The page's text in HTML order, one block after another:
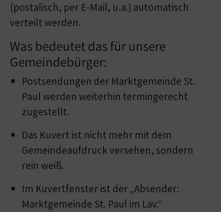
(postalisch, per E-Mail, u.a.) automatisch
verteilt werden.
Was bedeutet das für unsere
Gemeindebürger:
Postsendungen der Marktgemeinde St.
Paul werden weiterhin termingerecht
zugestellt.
Das Kuvert ist nicht mehr mit dem
Gemeindeaufdruck versehen, sondern
rein weiß.
Im Kuvertfenster ist der „Absender:
Marktgemeinde St. Paul im Lav.“